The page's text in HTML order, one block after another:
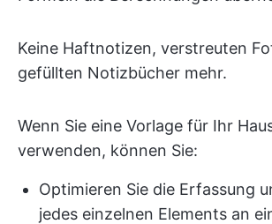
Keine Haftnotizen, verstreuten
gefüllten Notizbücher mehr.
Wenn Sie eine Vorlage für Ihr
verwenden, können Sie:
Optimieren Sie die Erfassung
jedes einzelnen Elements an